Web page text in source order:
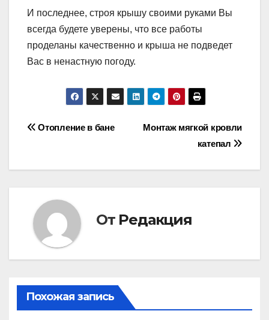
И последнее, строя крышу своими руками Вы
всегда будете уверены, что все работы
проделаны качественно и крыша не подведет
Вас в ненастную погоду.
Навигация
Монтаж мягкой кровли
катепал
Отопление в бане
От Редакция
Похожая запись